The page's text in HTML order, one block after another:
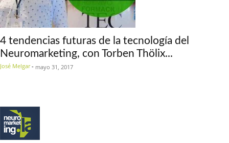
4 tendencias futuras de la tecnología del
Neuromarketing, con Torben Thölix...
José Melgar - mayo 31, 2017